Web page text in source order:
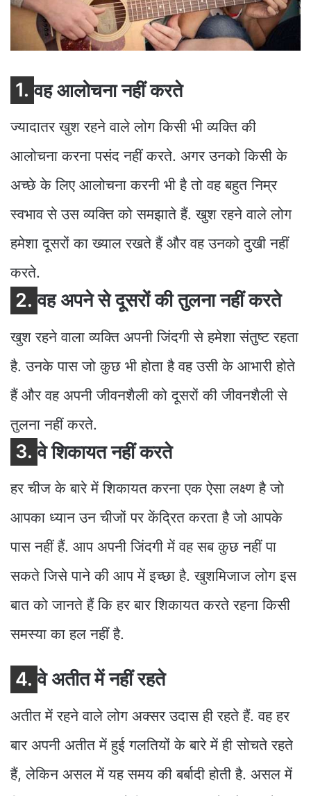
1. वह आलोचना नहीं करते
ज्यादातर खुश रहने वाले लोग किसी भी व्यक्ति की
आलोचना करना पसंद नहीं करते. अगर उनको किसी के
अच्छे के लिए आलोचना करनी भी है तो वह बहुत निम्र
स्वभाव से उस व्यक्ति को समझाते हैं. खुश रहने वाले लोग
हमेशा दूसरों का ख्याल रखते हैं और वह उनको दुखी नहीं
करते.
2. वह अपने से दूसरों की तुलना नहीं करते
खुश रहने वाला व्यक्ति अपनी जिंदगी से हमेशा संतुष्ट रहता
है. उनके पास जो कुछ भी होता है वह उसी के आभारी होते
हैं और वह अपनी जीवनशैली को दूसरों की जीवनशैली से
तुलना नहीं करते.
3. वे शिकायत नहीं करते
हर चीज के बारे में शिकायत करना एक ऐसा लक्ष्ण है जो
आपका ध्यान उन चीजों पर केंद्रित करता है जो आपके
पास नहीं हैं. आप अपनी जिंदगी में वह सब कुछ नहीं पा
सकते जिसे पाने की आप में इच्छा है. खुशमिजाज लोग इस
बात को जानते हैं कि हर बार शिकायत करते रहना किसी
समस्या का हल नहीं है.
4. वे अतीत में नहीं रहते
अतीत में रहने वाले लोग अक्सर उदास ही रहते हैं. वह हर
बार अपनी अतीत में हुई गलतियों के बारे में ही सोचते रहते
हैं, लेकिन असल में यह समय की बर्बादी होती है. असल में